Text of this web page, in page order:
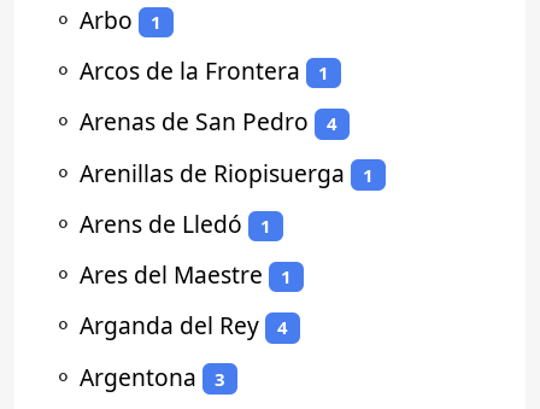
⚬ Arbo 1
⚬ Arcos de la Frontera 1
⚬ Arenas de San Pedro 4
⚬ Arenillas de Riopisuerga 1
⚬ Arens de Lledó 1
⚬ Ares del Maestre 1
⚬ Arganda del Rey 4
⚬ Argentona 3